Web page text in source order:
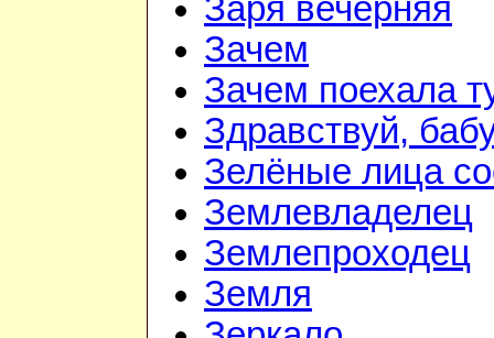
Заря вечерняя
Зачем
Зачем поехала
Здравствуй,
Зелёные лица
Землевладелец
Землепроходец
Земля